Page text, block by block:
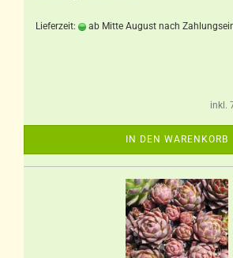
Lieferzeit: ab Mitte August nach
inkl.
IN DEN WARENKORB